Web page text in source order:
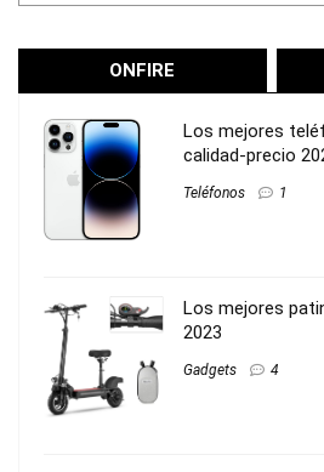
ONFIRE
Los mejores
calidad-precio
Teléfonos 1
Los mejores
2023
Gadgets 4